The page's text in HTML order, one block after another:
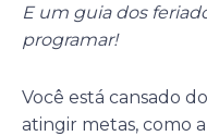
E um guia dos
programar!
Você está cansado do
atingir metas, como